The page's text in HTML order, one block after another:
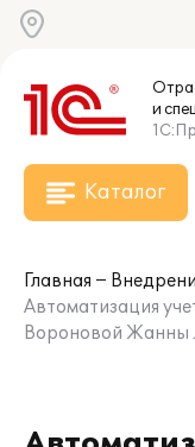
и
Каталог
Главная
Автоматизация
Вороновой Жанны